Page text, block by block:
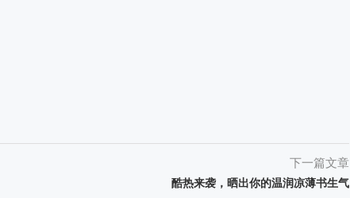
下一篇文章
酷热来袭，晒出你的温润凉薄书生气